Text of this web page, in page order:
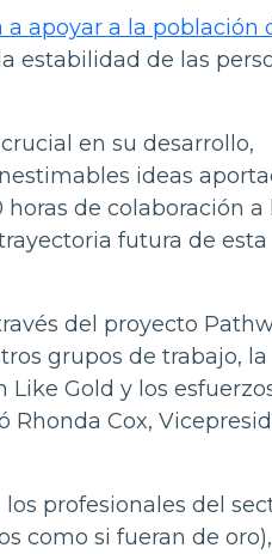
a apoyar a la población
estabilidad de las
en su desarrollo,
ideas
de colaboración a
futura de esta
del proyecto
grupos de trabajo, la
Gold y los
Cox,
profesionales del
como si fueran de